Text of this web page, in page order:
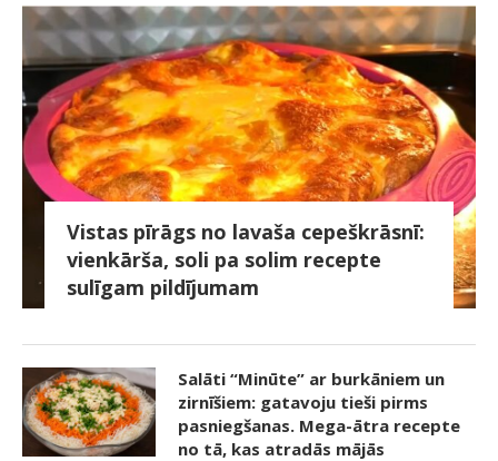
Vistas pīrāgs no lavaša cepeškrāsnī:
vienkārša, soli pa solim recepte
sulīgam pildījumam
Salāti “Minūte” ar burkāniem un
zirnīšiem: gatavoju tieši pirms
pasniegšanas. Mega-ātra recepte
no tā, kas atradās mājās